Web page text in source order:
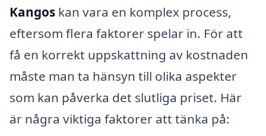
Kangos kan vara en komplex process,
eftersom flera faktorer spelar in. För att
få en korrekt uppskattning av kostnaden
måste man ta hänsyn till olika aspekter
som kan påverka det slutliga priset. Här
är några viktiga faktorer att tänka på: